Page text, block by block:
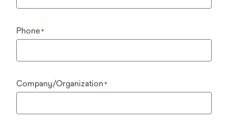
Phone*
Company/Organization *